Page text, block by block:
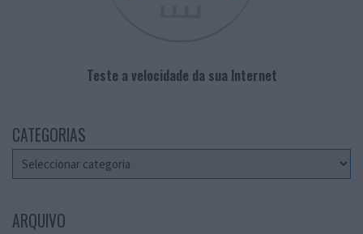
Teste a velocidade da sua Internet
CATEGORIAS
Categorias
ARQUIVO